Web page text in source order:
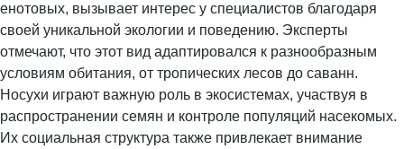
енотовых, вызывает интерес у специалистов благодаря
своей уникальной экологии и поведению. Эксперты
отмечают, что этот вид адаптировался к разнообразным
условиям обитания, от тропических лесов до саванн.
Носухи играют важную роль в экосистемах, участвуя в
распространении семян и контроле популяций насекомых.
Их социальная структура также привлекает внимание